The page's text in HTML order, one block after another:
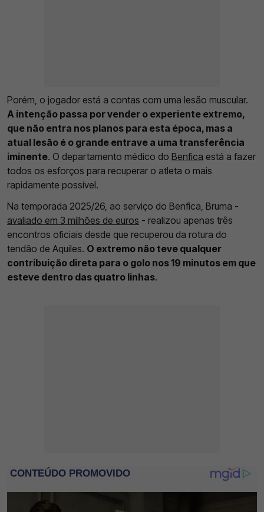
Porém, o jogador está a contas com uma lesão muscular.
A intenção passa por vender o experiente extremo,
que não entra nos planos para esta época, mas a
atual lesão é o grande entrave a uma transferência
iminente. O departamento médico do Benfica está a fazer
todos os esforços para recuperar o atleta o mais
rapidamente possível.
Na temporada 2025/26, ao serviço do Benfica, Bruma -
avaliado em 3 milhões de euros - realizou apenas três
encontros oficiais desde que recuperou da rotura do
tendão de Aquiles. O extremo não teve qualquer
contribuição direta para o golo nos 19 minutos em que
esteve dentro das quatro linhas.